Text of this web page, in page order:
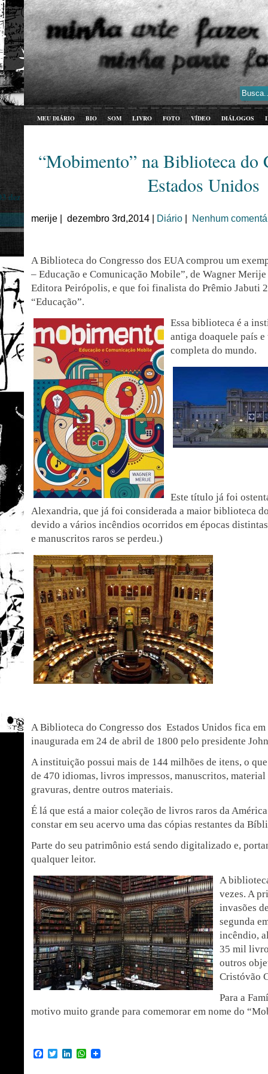
MEU DIÁRIO BIO SOM LIVRO FOTO VÍDEO DIÁLOGOS
“Mobimento” na Biblioteca do
Estados Unidos
dez
merije | dezembro 3rd,2014 | Diário Nenhum
A Biblioteca do Congresso dos EUA comprou um
– Educação e Comunicação Mobile”, de Wagner
Editora Peirópolis, e que foi finalista do Prêmio Jabuti
“Educação”.
Essa biblioteca é a
antiga doaquele país
completa do mundo.
Este título já foi
Alexandria, que já foi considerada a maior biblioteca
devido a vários incêndios ocorridos em épocas
e manuscritos raros se perdeu.)
A Biblioteca do Congresso dos Estados Unidos fica
inaugurada em 24 de abril de 1800 pelo presidente
A instituição possui mais de 144 milhões de itens, o
de 470 idiomas, livros impressos, manuscritos, material
gravuras, dentre outros materiais.
É lá que está a maior coleção de livros raros da
constar em seu acervo uma das cópias restantes da
Parte do seu patrimônio está sendo digitalizado e,
qualquer leitor.
A
vezes. A
invasões
segunda
incêndio,
35 mil
outros
Cristóvão
Para a
motivo muito grande para comemorar em nome do
Facebook
TwitterLinkedInWhatsApp